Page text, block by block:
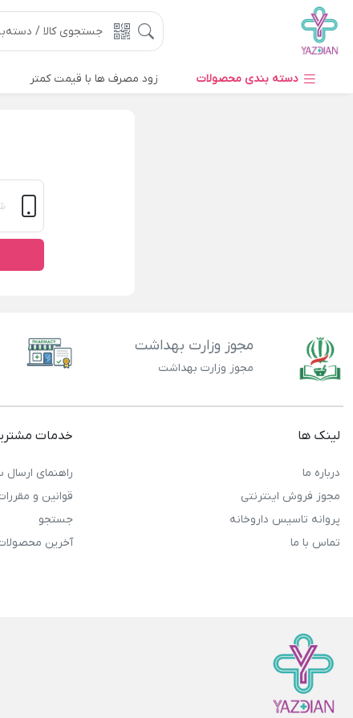
دسته بندی محصولات زود مصرف ها با قیمت کمتر
مجوز وزارت بهداشت
مجوز وزارت بهداشت
لینک ها
درباره ما
مجوز فروش اینترنتی
پروانه تاسیس داروخانه
تماس با ما
خدمات
راهنمای ارسال
قوانین و
جستجو
آخرین